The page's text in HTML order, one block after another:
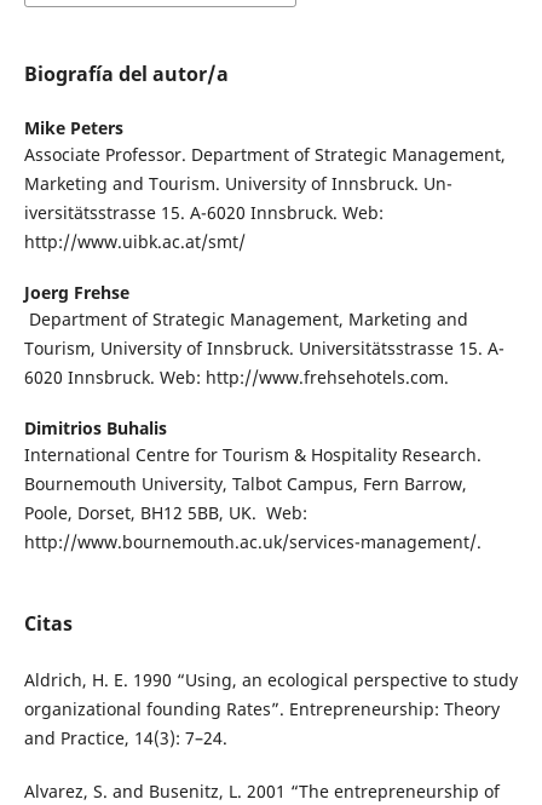
Biografía del autor/a
Mike Peters
Associate Professor. Department of Strategic Management,
Marketing and Tourism. University of Innsbruck. Un-
iversitätsstrasse 15. A-6020 Innsbruck. Web:
http://www.uibk.ac.at/smt/
Joerg Frehse
Department of Strategic Management, Marketing and
Tourism, University of Innsbruck. Universitätsstrasse 15. A-
6020 Innsbruck. Web: http://www.frehsehotels.com.
Dimitrios Buhalis
International Centre for Tourism & Hospitality Research.
Bournemouth University, Talbot Campus, Fern Barrow,
Poole, Dorset, BH12 5BB, UK. Web:
http://www.bournemouth.ac.uk/services-management/.
Citas
Aldrich, H. E. 1990 “Using, an ecological perspective to study
organizational founding Rates”. Entrepreneurship: Theory
and Practice, 14(3): 7–24.
Alvarez, S. and Busenitz, L. 2001 “The entrepreneurship of